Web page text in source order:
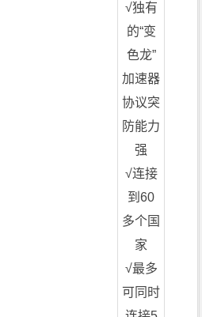
√独有
的“变
色龙”
加速器
协议突
防能力
强
√连接
到60
多个国
家
√最多
可同时